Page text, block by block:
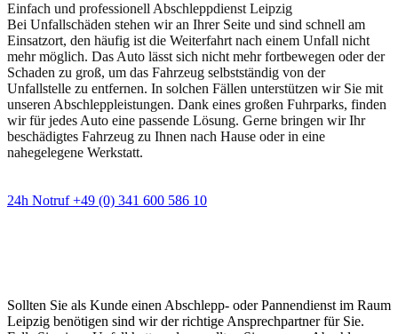
Einfach und professionell Abschleppdienst Leipzig
Bei Unfallschäden stehen wir an Ihrer Seite und sind schnell am
Einsatzort, den häufig ist die Weiterfahrt nach einem Unfall nicht
mehr möglich. Das Auto lässt sich nicht mehr fortbewegen oder der
Schaden zu groß, um das Fahrzeug selbstständig von der
Unfallstelle zu entfernen. In solchen Fällen unterstützen wir Sie mit
unseren Abschleppleistungen. Dank eines großen Fuhrparks, finden
wir für jedes Auto eine passende Lösung. Gerne bringen wir Ihr
beschädigtes Fahrzeug zu Ihnen nach Hause oder in eine
nahegelegene Werkstatt.
24h Notruf +49 (0) 341 600 586 10
Sollten Sie als Kunde einen Abschlepp- oder Pannendienst im Raum
Leipzig benötigen sind wir der richtige Ansprechpartner für Sie.